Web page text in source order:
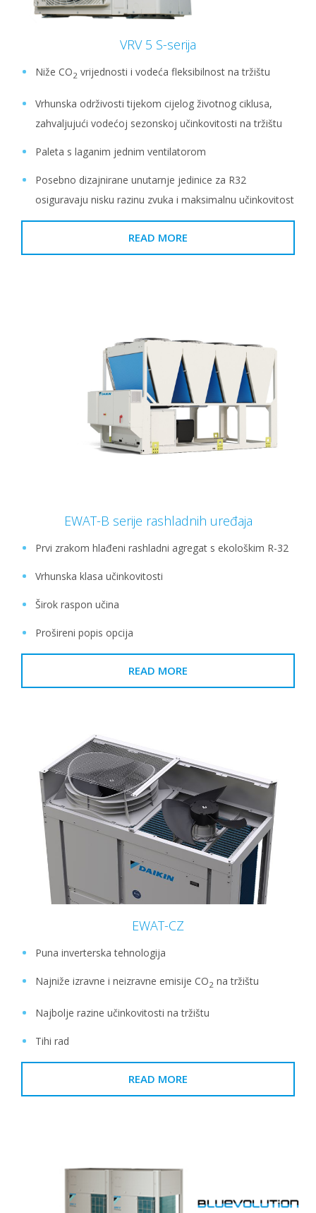
VRV 5 S-serija
Niže CO2 vrijednosti i vodeća fleksibilnost na tržištu
Vrhunska održivosti tijekom cijelog životnog ciklusa,
zahvaljujući vodećoj sezonskoj učinkovitosti na tržištu
Paleta s laganim jednim ventilatorom
Posebno dizajnirane unutarnje jedinice za R32
osiguravaju nisku razinu zvuka i maksimalnu učinkovitost
READ MORE
EWAT-B serije rashladnih uređaja
Prvi zrakom hlađeni rashladni agregat s ekološkim R-32
Vrhunska klasa učinkovitosti
Širok raspon učina
Prošireni popis opcija
READ MORE
EWAT-CZ
Puna inverterska tehnologija
Najniže izravne i neizravne emisije CO2 na tržištu
Najbolje razine učinkovitosti na tržištu
Tihi rad
READ MORE